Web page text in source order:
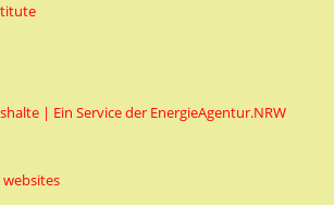
| Ein Service der EnergieAgentur.NRW
websites